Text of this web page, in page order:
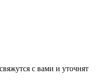
с вами и уточнят